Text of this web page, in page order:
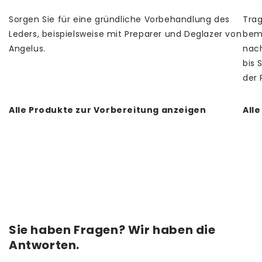
Sorgen Sie für eine gründliche Vorbehandlung des
Leders, beispielsweise mit Preparer und Deglazer von
Angelus.
Alle Produkte zur Vorbereitung anzeigen
bis
der
Sie haben Fragen? Wir haben die
Antworten.